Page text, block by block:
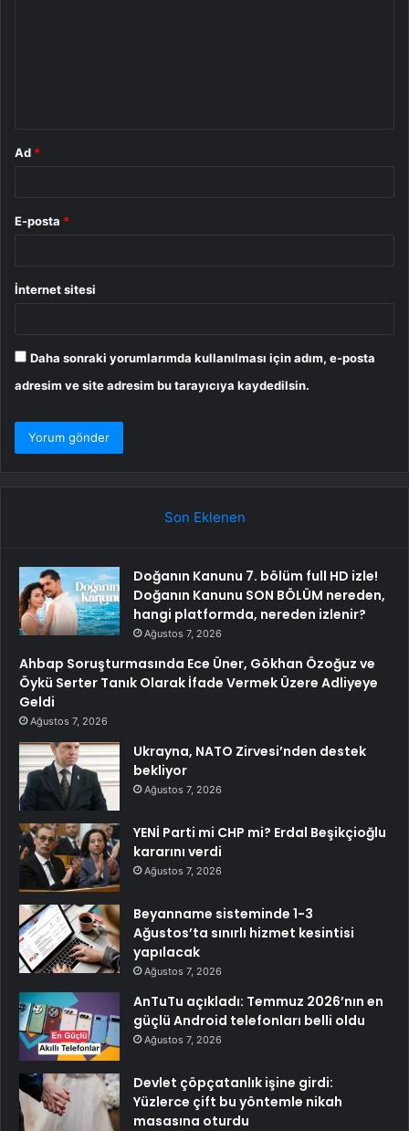
Ad *
E-posta *
İnternet sitesi
Daha sonraki yorumlarımda kullanılması için adım, e-posta
adresim ve site adresim bu tarayıcıya kaydedilsin.
Son Eklenen
Doğanın Kanunu 7. bölüm full HD izle!
Doğanın Kanunu SON BÖLÜM nereden,
hangi platformda, nereden izlenir?
Ağustos 7, 2026
Ahbap Soruşturmasında Ece Üner, Gökhan Özoğuz ve
Öykü Serter Tanık Olarak İfade Vermek Üzere Adliyeye
Geldi
Ağustos 7, 2026
Ukrayna, NATO Zirvesi’nden destek
bekliyor
Ağustos 7, 2026
YENİ Parti mi CHP mi? Erdal Beşikçioğlu
kararını verdi
Ağustos 7, 2026
Beyanname sisteminde 1-3
Ağustos’ta sınırlı hizmet kesintisi
yapılacak
Ağustos 7, 2026
AnTuTu açıkladı: Temmuz 2026’nın en
güçlü Android telefonları belli oldu
Ağustos 7, 2026
Devlet çöpçatanlık işine girdi:
Yüzlerce çift bu yöntemle nikah
masasına oturdu